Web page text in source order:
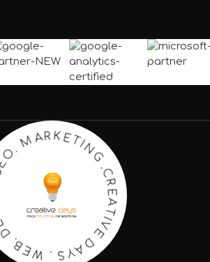
CREAT
I
V
E
D
A
Y
S
.
W
E
B
.
D
E
S
I
G
N
.
ET
ING .